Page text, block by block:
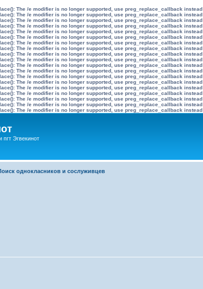
The /e modifier is no longer supported, use preg_replace_callback instead
The /e modifier is no longer supported, use preg_replace_callback instead
The /e modifier is no longer supported, use preg_replace_callback instead
The /e modifier is no longer supported, use preg_replace_callback instead
The /e modifier is no longer supported, use preg_replace_callback instead
The /e modifier is no longer supported, use preg_replace_callback instead
The /e modifier is no longer supported, use preg_replace_callback instead
The /e modifier is no longer supported, use preg_replace_callback instead
The /e modifier is no longer supported, use preg_replace_callback instead
The /e modifier is no longer supported, use preg_replace_callback instead
The /e modifier is no longer supported, use preg_replace_callback instead
The /e modifier is no longer supported, use preg_replace_callback instead
The /e modifier is no longer supported, use preg_replace_callback instead
The /e modifier is no longer supported, use preg_replace_callback instead
The /e modifier is no longer supported, use preg_replace_callback instead
The /e modifier is no longer supported, use preg_replace_callback instead
The /e modifier is no longer supported, use preg_replace_callback instead
The /e modifier is no longer supported, use preg_replace_callback instead
The /e modifier is no longer supported, use preg_replace_callback instead
Эгвекинот
однокласников и сослуживцев